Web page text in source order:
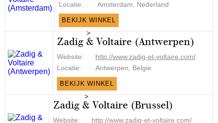
Locatie:
Amsterdam, Nederland
BEKIJK WINKEL
>
Zadig & Voltaire (Antwerpen)
Website:
http://www.zadig-et-voltaire.com/
Locatie:
Antwerpen, Belgie
BEKIJK WINKEL
>
Zadig & Voltaire (Brussel)
Website:
http://www.zadig-et-voltaire.com/